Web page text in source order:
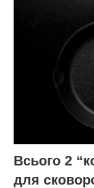
Всього 2
для